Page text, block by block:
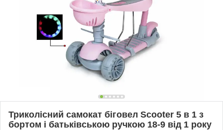
Триколісний самокат біговел Scooter 5 в 1 з
бортом і батьківською ручкою 18-9 від 1 року